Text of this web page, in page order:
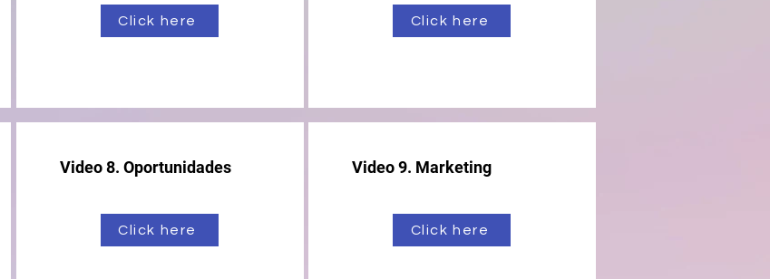
Click here
Video 8. Oportunidades
Click here
Click here
Video 9. Marketing
Click here